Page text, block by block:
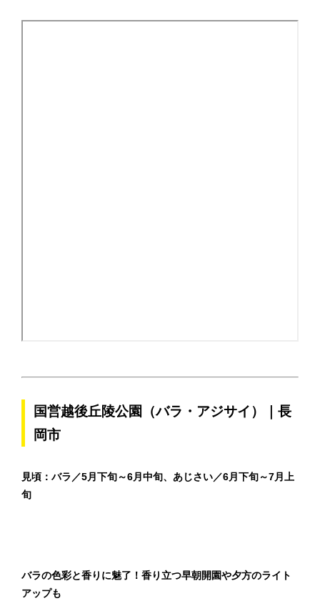
国営越後丘陵公園（バラ・アジサイ）｜長
岡市
見頃： バラ ／5月下旬～6月中旬、あじさい／6月下旬～7月上
旬
バラの色彩と香りに魅了！香り立つ早朝開園や夕方のライト
アップも